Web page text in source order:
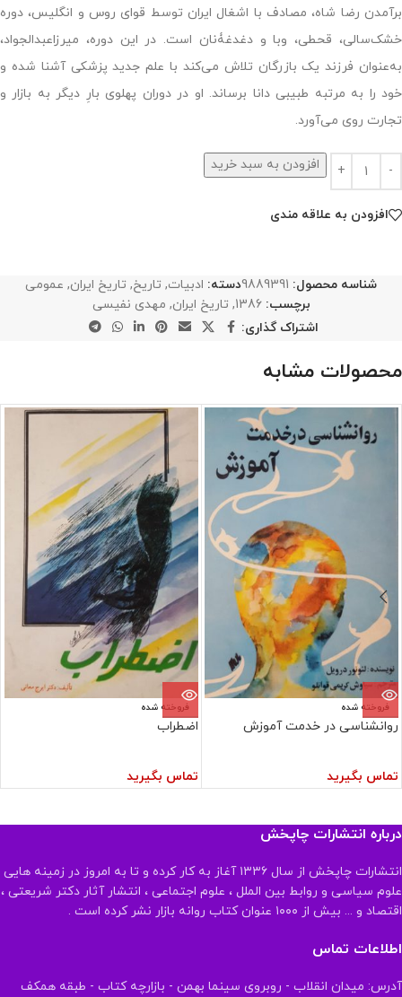
بر‌آمدن رضا شاه، مصادف با اشغال ایران توسط قوای روس و انگلیس، دوره
خشک‌سالی، قحطی، وبا و دغدغۀنان است. در این دوره، میرزاعبدالجواد،
به‌عنوان فرزند یک بازرگان تلاش می‌کند با علم جدید پزشکی آشنا شده و
خود را به مرتبه طبیبی دانا برساند. او در دوران پهلوی بارِ دیگر به بازار و
تجارت روی می‌‌آورد.
افزودن به سبد خرید
افزودن به علاقه مندی
شناسه محصول: 9889391دسته: ادبیات, تاریخ, تاریخ ایران, عمومی
برچسب: 1386
, تاریخ ایران, مهدی نفیسی
اشتراک گذاری:
محصولات مشابه
فروخته شده
روانشناسی در خدمت آموزش
تماس بگیرید
فروخته شده
اضطراب
تماس بگیرید
درباره انتشارات چاپخش
انتشارات چاپخش از سال ۱۳۳۶ آغاز به کار کرده و تا به امروز در زمینه هایی
علوم سیاسی و روابط بین الملل ، علوم اجتماعی ، انتشار آثار دکتر شریعتی ،
اقتصاد و ... بیش از ۱۰۰۰ عنوان کتاب روانه بازار نشر کرده است .
اطلاعات تماس
آدرس: میدان انقلاب - روبروی سینما بهمن - بازارچه کتاب - طبقه همکف